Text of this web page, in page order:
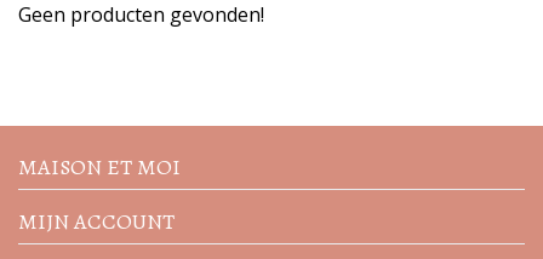
Geen producten gevonden!
acties
MAISON ET MOI
MIJN ACCOUNT